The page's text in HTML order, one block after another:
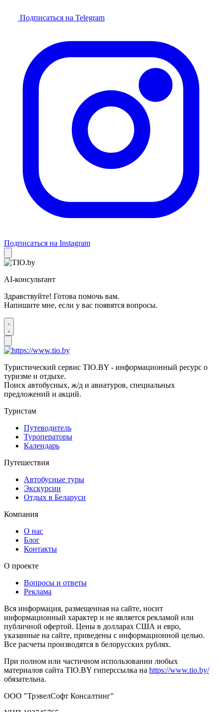
Подписаться на Telegram
Подписаться на Instagram
AI-консультант
Здравствуйте! Готова помочь вам.
Напишите мне, если у вас появятся вопросы.
Туристический сервис TIO.BY - информационный ресурс о
туризме и отдыхе.
Поиск автобусных, ж/д и авиатуров, специальных
предложений и акций.
Туристам
Путеводитель
Туроператоры
Календарь
Путешествия
Автобусные туры
Экскурсии
Отдых в Беларуси
Компания
О нас
Блог
Контакты
О проекте
Вопросы и ответы
Реклама
Вся информация, размещенная на сайте, носит
информационный характер и не является рекламой или
публичной офертой. Цены в долларах США и евро,
указанные на сайте, приведены с информационной целью.
Все расчеты производятся в белорусских рублях.
При полном или частичном использовании любых
материалов сайта TIO.BY гиперссылка на https://www.tio.by/
обязательна.
ООО "ТрэвелСофт Консалтинг"